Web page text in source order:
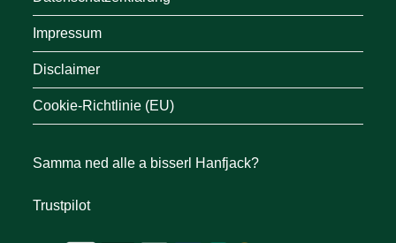
Impressum
Disclaimer
Cookie-Richtlinie (EU)
Samma ned alle a bisserl Hanfjack?
Trustpilot